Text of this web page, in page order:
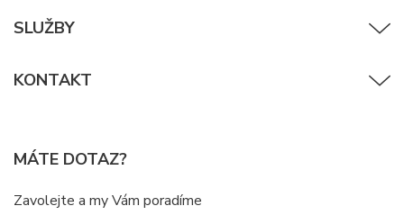
SLUŽBY
KONTAKT
MÁTE DOTAZ?
Zavolejte a my Vám poradíme